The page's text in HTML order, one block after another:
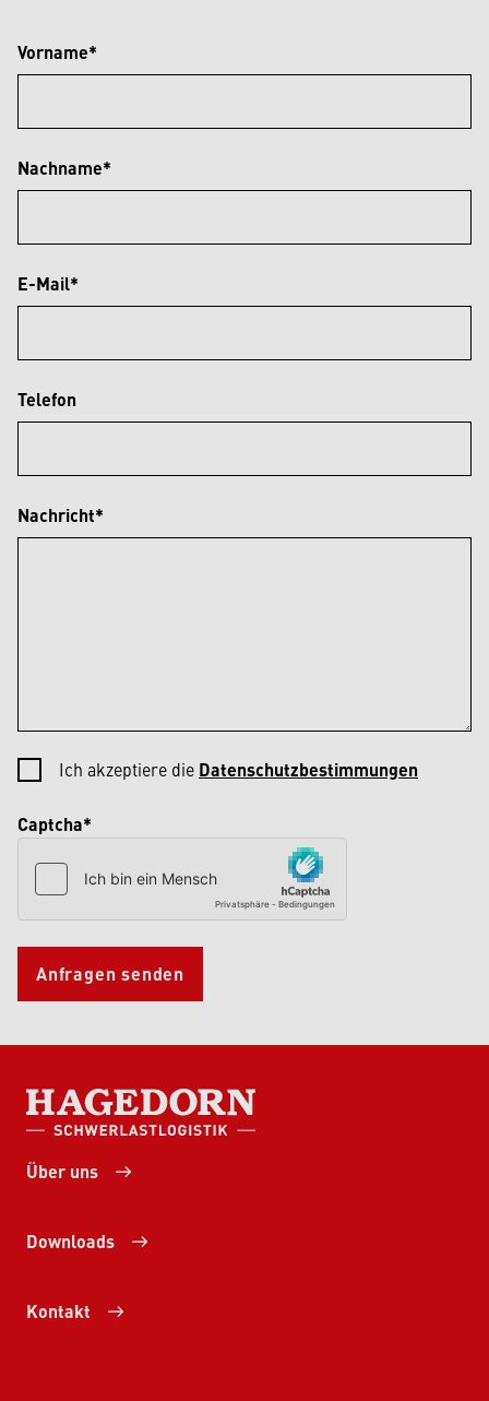
Vorname*
Nachname*
E-Mail*
Telefon
Nachricht*
Ich akzeptiere die Datenschutzbestimmungen
Captcha*
Anfragen senden
HAGEDORN SCHWERLASTLOGISTIK
Über uns
Downloads
Kontakt